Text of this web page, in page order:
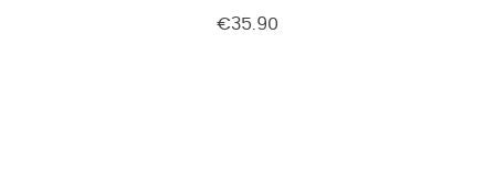
€35.90